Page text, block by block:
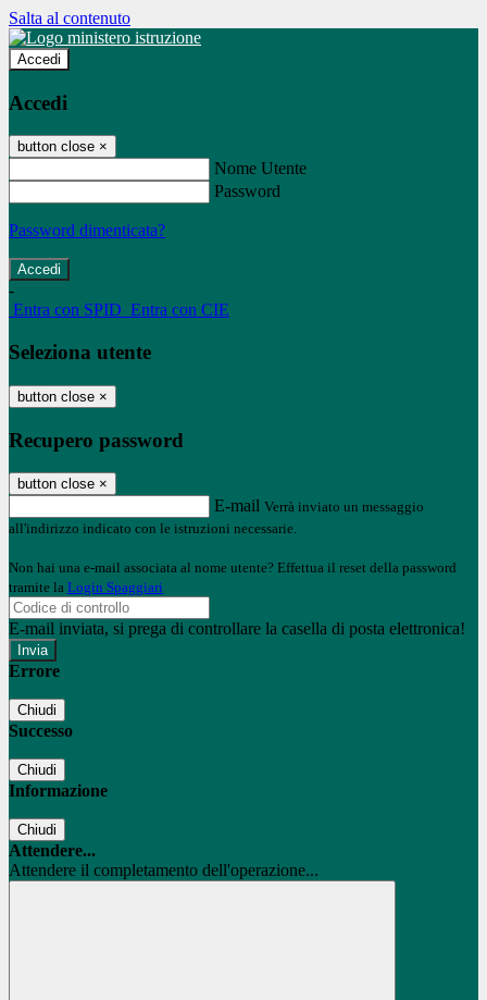
Salta al contenuto
Accedi
Accedi
button close ×
Nome Utente
Password
Password dimenticata?
-
Entra con SPID Entra con CIE
Seleziona utente
button close ×
Recupero password
button close ×
E-mail Verrà inviato un messaggio
all'indirizzo indicato con le istruzioni necessarie.
Non hai una e-mail associata al nome utente? Effettua il reset della password
tramite la Login Spaggiari
E-mail inviata, si prega di controllare la casella di posta elettronica!
Errore
Chiudi
Successo
Chiudi
Informazione
Chiudi
Attendere...
Attendere il completamento dell'operazione...